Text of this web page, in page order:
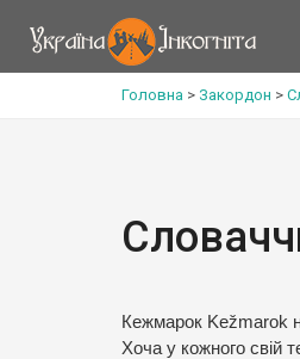
Головна > Закордон >
Кежмарок Kežmarok
Хоча у кожного свій